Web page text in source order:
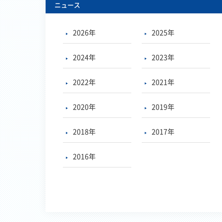
ニュース
2026年 2025年
2024年 2023年
2022年 2021年
2020年 2019年
2018年 2017年
2016年